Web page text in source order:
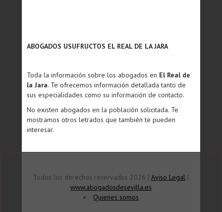
ABOGADOS USUFRUCTOS EL REAL DE LA JARA
Toda la información sobre los abogados en El Real de
la Jara. Te ofrecemos información detallada tanto de
sus especialidades como su información de contacto.
No existen abogados en la población solicitada. Te
mostramos otros letrados que también te pueden
interesar.
Todos los derechos reservados 2026 | Aviso Legal |
www.abogadosdesevilla.es
Quienes somos